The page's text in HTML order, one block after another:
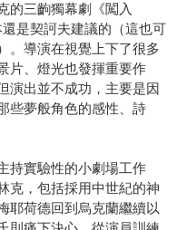
的三齣獨幕劇《闖入
是契訶夫建議的（這也可
。導演在視覺上下了很多
片、燈光也發揮重要作
演出並不成功，主要是因
些夢般角色的感性、詩
持實驗性的小劇場工作
克，包括採用中世紀的神
耶荷德回到烏克蘭繼續以